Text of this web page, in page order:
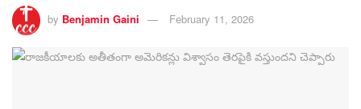
by Benjamin Gaini February 11, 2026